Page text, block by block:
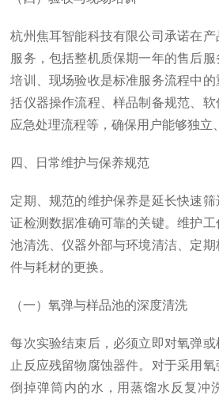
杭州焦耳智能科技有限公司承诺在
服务，包括整机质保期一年的售后
培训、现场验收是标准服务流程中
括仪器操作流程、样品制备规范、
应急处理流程等，确保用户能够独立
四、日常维护与保养规范
定期、规范的维护保养是延长快速
证检测数据准确可靠的关键。维护
池清洗、仪器外部与环境清洁、定
件与耗材的更换。
（一）氧弹与样品池的深度清洗
每次实验结束后，必须立即对氧弹
止反应残留物腐蚀器件。对于采用
倒掉弹筒内的水，用蒸馏水反复冲